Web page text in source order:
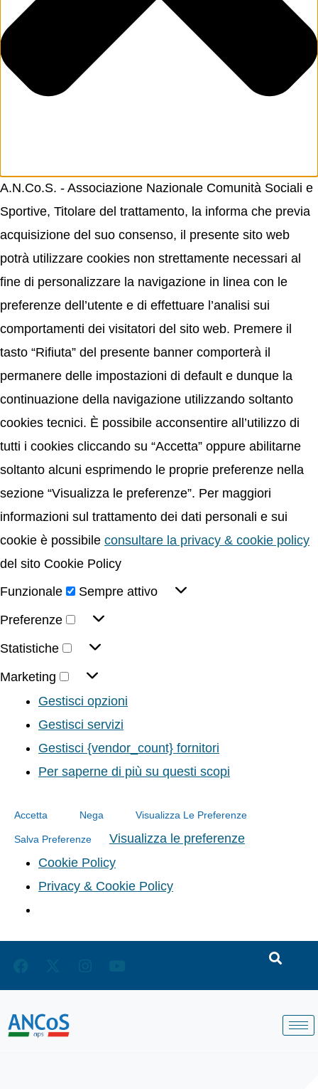
A.N.Co.S. - Associazione Nazionale Comunità Sociali e
Sportive, Titolare del trattamento, la informa che previa
acquisizione del suo consenso, il presente sito web
potrà utilizzare cookies non strettamente necessari al
fine di personalizzare la navigazione in linea con le
preferenze dell’utente e di effettuare l’analisi sui
comportamenti dei visitatori del sito web. Premere il
tasto “Rifiuta” del presente banner comporterà il
permanere delle impostazioni di default e dunque la
continuazione della navigazione utilizzando soltanto
cookies tecnici. È possibile acconsentire all’utilizzo di
tutti i cookies cliccando su “Accetta” oppure abilitarne
soltanto alcuni esprimendo le proprie preferenze nella
sezione “Visualizza le preferenze”. Per maggiori
informazioni sul trattamento dei dati personali e sui
cookie è possibile consultare la privacy & cookie policy
del sito Cookie Policy
Funzionale
Sempre attivo
Preferenze
Statistiche
Marketing
Gestisci opzioni
Gestisci servizi
Gestisci {vendor_count} fornitori
Per saperne di più su questi scopi
Accetta Nega Visualizza Le Preferenze
Salva Preferenze
Visualizza le preferenze
Cookie Policy
Privacy & Cookie Policy